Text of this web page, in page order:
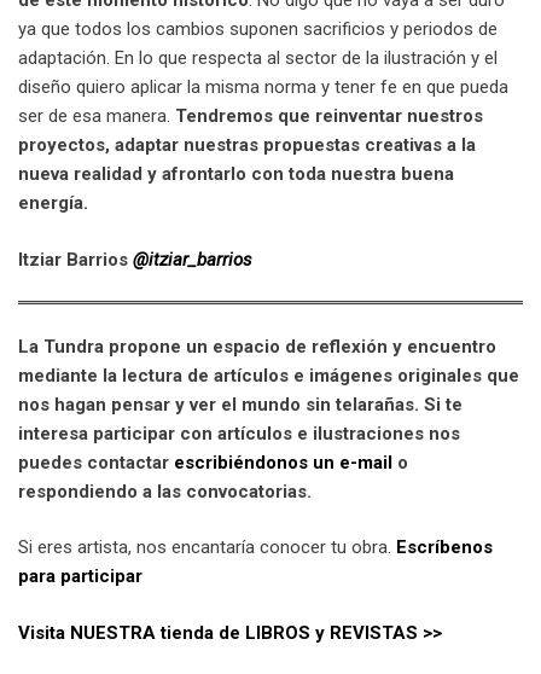
ya que todos los cambios suponen sacrificios y periodos de
adaptación. En lo que respecta al sector de la ilustración y el
diseño quiero aplicar la misma norma y tener fe en que pueda
ser de esa manera. Tendremos que reinventar nuestros
proyectos, adaptar nuestras propuestas creativas a la
nueva realidad y afrontarlo con toda nuestra buena
energía.
Itziar Barrios @itziar_barrios
La Tundra propone un espacio de reflexión y encuentro
mediante la lectura de artículos e imágenes originales que
nos hagan pensar y ver el mundo sin telarañas. Si te
interesa participar con artículos e ilustraciones nos
puedes contactar escribiéndonos un e-mail o
respondiendo a las convocatorias.
Si eres artista, nos encantaría conocer tu obra. Escríbenos
para participar
Visita NUESTRA tienda de LIBROS y REVISTAS >>